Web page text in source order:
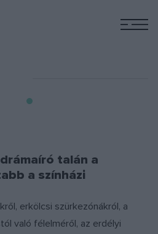
talán a
a színházi
erkölcsi szürkezónákról, a
való félelméről, az erdélyi